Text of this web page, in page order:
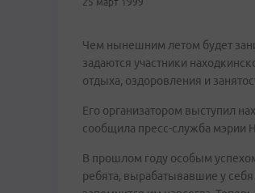
Чем нынешним летом будет
задаются участники
отдыха, оздоровления и
Его организатором выступил
сообщила пресс-служба мэрии
В прошлом году особым
ребята, вырабатывавшие у